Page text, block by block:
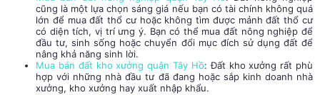
cũng là một lựa chọn sáng giá nếu bạn có tài chính không quá
lớn để mua đất thổ cư hoặc không tìm được mảnh đất thổ cư
có diện tích, vị trí ưng ý. Bạn có thể mua đất nông nghiệp để
đầu tư, sinh sống hoặc chuyển đổi mục đích sử dụng đất để
nâng khả năng sinh lời.
Mua bán đất kho xưởng quận Tây Hồ: Đất kho xưởng rất phù
hợp với những nhà đầu tư đã đang hoặc sắp kinh doanh nhà
xưởng, kho xưởng hay xuất nhập khẩu.